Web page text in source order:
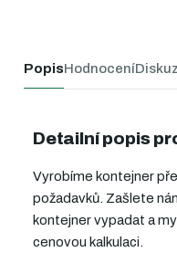
PopisHodnocení
Detailní popis
Vyrobíme kontejner
požadavků. Zašlete
kontejner vypadat a
cenovou kalkulaci.